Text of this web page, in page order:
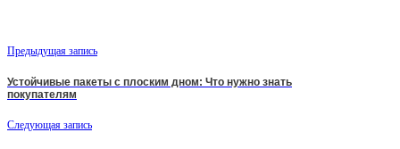
Предыдущая запись
Устойчивые пакеты с плоским дном: Что нужно знать
покупателям
Следующая запись